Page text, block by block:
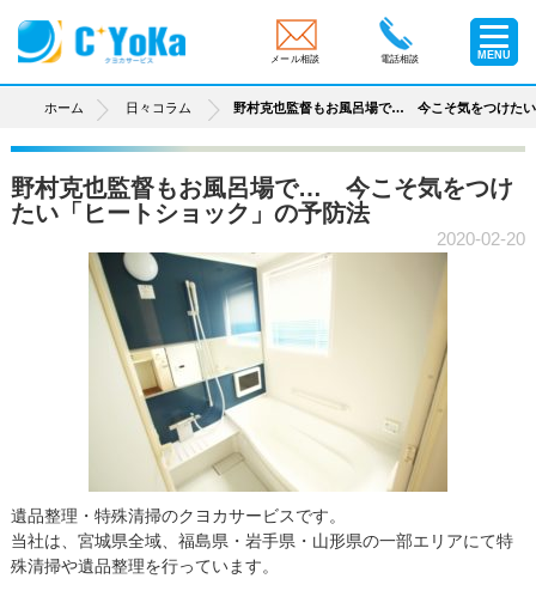
メール相談 電話相談 MENU
ホーム 日々コラム 野村克也監督もお風呂場で… 今こそ気をつけた
野村克也監督もお風呂場で… 今こそ気をつけ
たい「ヒートショック」の予防法
2020-02-20
遺品整理・特殊清掃のクヨカサービスです。
当社は、宮城県全域、福島県・岩手県・山形県の一部エリアにて特
殊清掃や遺品整理を行っています。